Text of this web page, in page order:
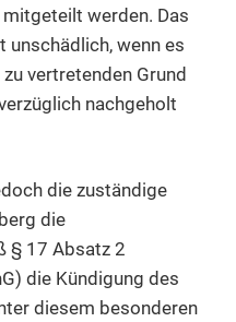
werden. Das
unschädlich, wenn es
vertretenden Grund
nachgeholt
die zuständige
die
§ 17 Absatz 2
die Kündigung des
diesem besonderen